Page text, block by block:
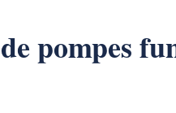
pompes